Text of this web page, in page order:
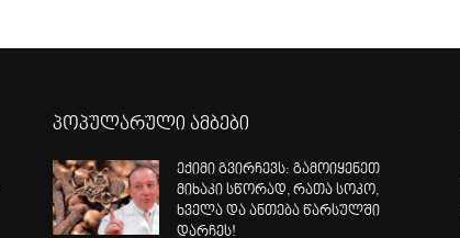
პოპულარული ამბები
ექიმი გვირჩევს: გამოიყენეთ
მიხაკი სწორად, რათა სოკო,
ხველა და ანთება წარსულში
დარჩეს!